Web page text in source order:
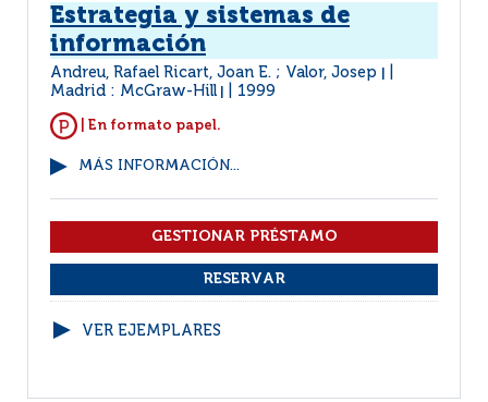
Estrategia y sistemas de
información
Andreu, Rafael Ricart, Joan E. ; Valor, Josep
Madrid : McGraw-Hill 1999
| En formato papel.
MÁS INFORMACIÓN...
VER EJEMPLARES